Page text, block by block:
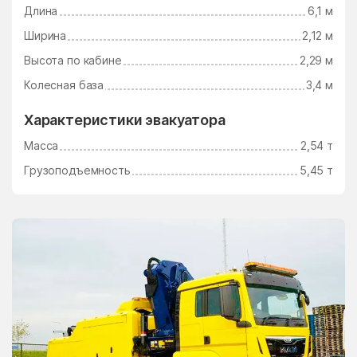
Длина
6,1 м
Ширина
2,12 м
Высота по кабине
2,29 м
Колесная база
3,4 м
Характеристики эвакуатора
Масса
2,54 т
Грузоподъемность
5,45 т
Электросталь Электроугли
Юдино Южный Поселок
Юрцово
Ямкино Ярополец
Яхрома